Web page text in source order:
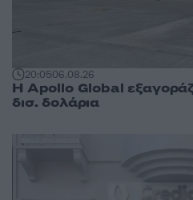
20:0506.08.26
Η Apollo Global
δισ. δολάρια